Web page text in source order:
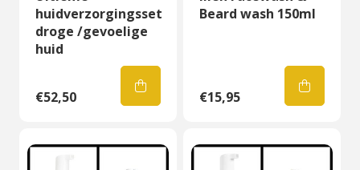
huidverzorgingsset
droge /gevoelige
huid
€52,50
Beard wash 150ml
€15,95